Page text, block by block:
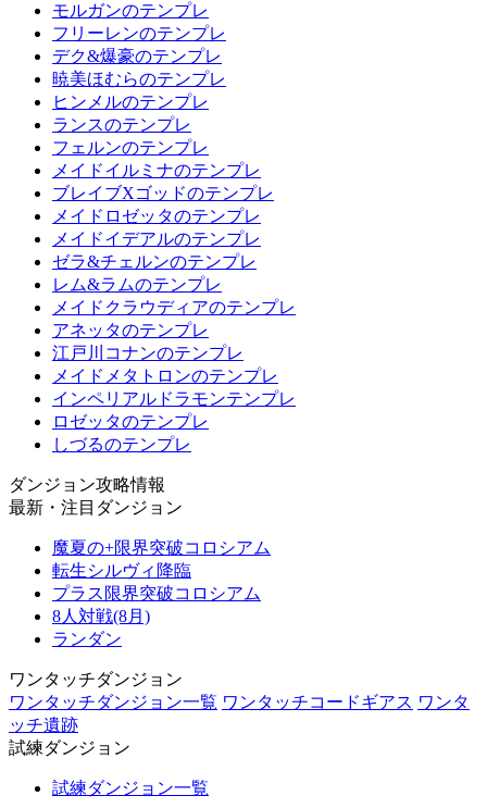
モルガンのテンプレ
フリーレンのテンプレ
デク&爆豪のテンプレ
暁美ほむらのテンプレ
ヒンメルのテンプレ
ランスのテンプレ
フェルンのテンプレ
メイドイルミナのテンプレ
ブレイブXゴッドのテンプレ
メイドロゼッタのテンプレ
メイドイデアルのテンプレ
ゼラ&チェルンのテンプレ
レム&ラムのテンプレ
メイドクラウディアのテンプレ
アネッタのテンプレ
江戸川コナンのテンプレ
メイドメタトロンのテンプレ
インペリアルドラモンテンプレ
ロゼッタのテンプレ
しづるのテンプレ
ダンジョン攻略情報
最新・注目ダンジョン
魔夏の+限界突破コロシアム
転生シルヴィ降臨
プラス限界突破コロシアム
8人対戦(8月)
ランダン
ワンタッチダンジョン
ワンタッチダンジョン一覧 ワンタッチコードギアス ワンタ
ッチ遺跡
試練ダンジョン
試練ダンジョン一覧